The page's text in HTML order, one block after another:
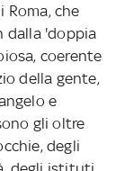
che
dalla 'doppia
coerente
della gente,
e
gli oltre
degli